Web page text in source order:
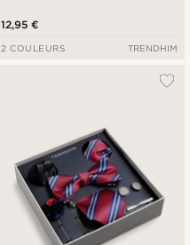
12,95 €
2 COULEURS TRENDHIM